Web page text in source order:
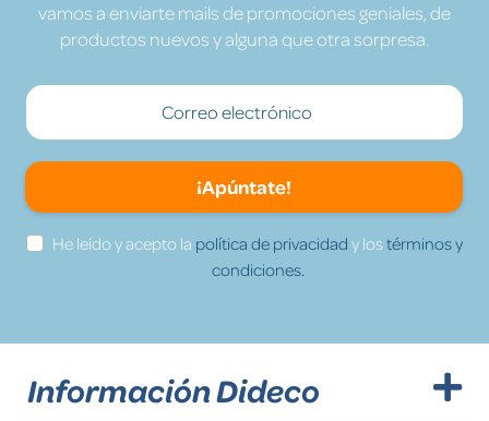
vamos a enviarte mails de promociones geniales, de
productos nuevos y alguna que otra sorpresa.
¡Apúntate!
He leído y acepto la política de privacidad y lostérminos y
condiciones.
Información Dideco